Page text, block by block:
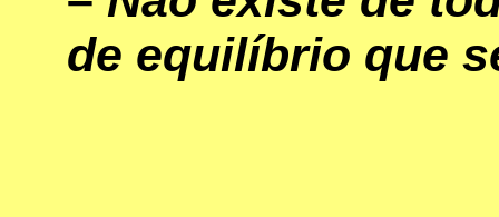
de equilíbrio que